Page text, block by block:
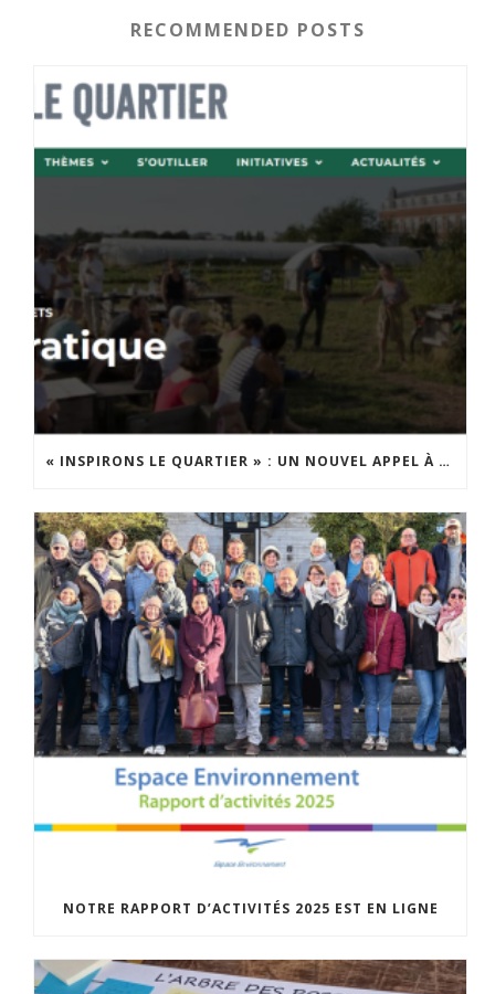
RECOMMENDED POSTS
« INSPIRONS LE QUARTIER » : UN NOUVEL APPEL À PROJETS EST LANCÉ !
NOTRE RAPPORT D’ACTIVITÉS 2025 EST EN LIGNE